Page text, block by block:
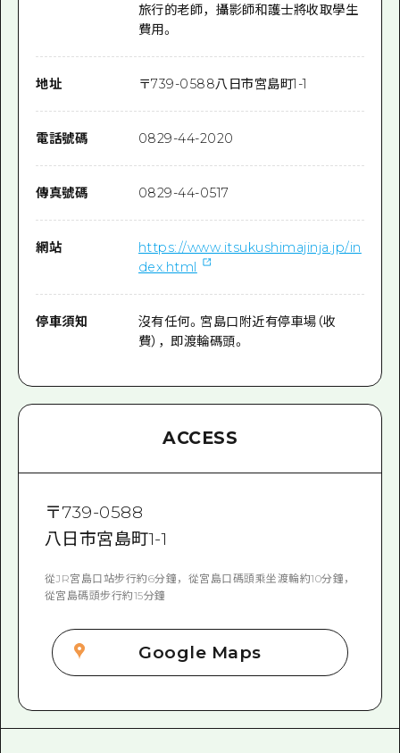
旅行的老師，攝影師和護士將收取學生
費用。
地址 〒739-0588八日市宮島町1-1
電話號碼 0829-44-2020
傳真號碼 0829-44-0517
網站
https://www.itsukushimajinja.jp/in
dex.html
停車須知
沒有任何。宮島口附近有停車場（收
費），即渡輪碼頭。
ACCESS
〒739-0588
八日市宮島町1-1
從JR宮島口站步行約6分鐘，從宮島口碼頭乘坐渡輪約10分鐘，
從宮島碼頭步行約15分鐘
Google Maps